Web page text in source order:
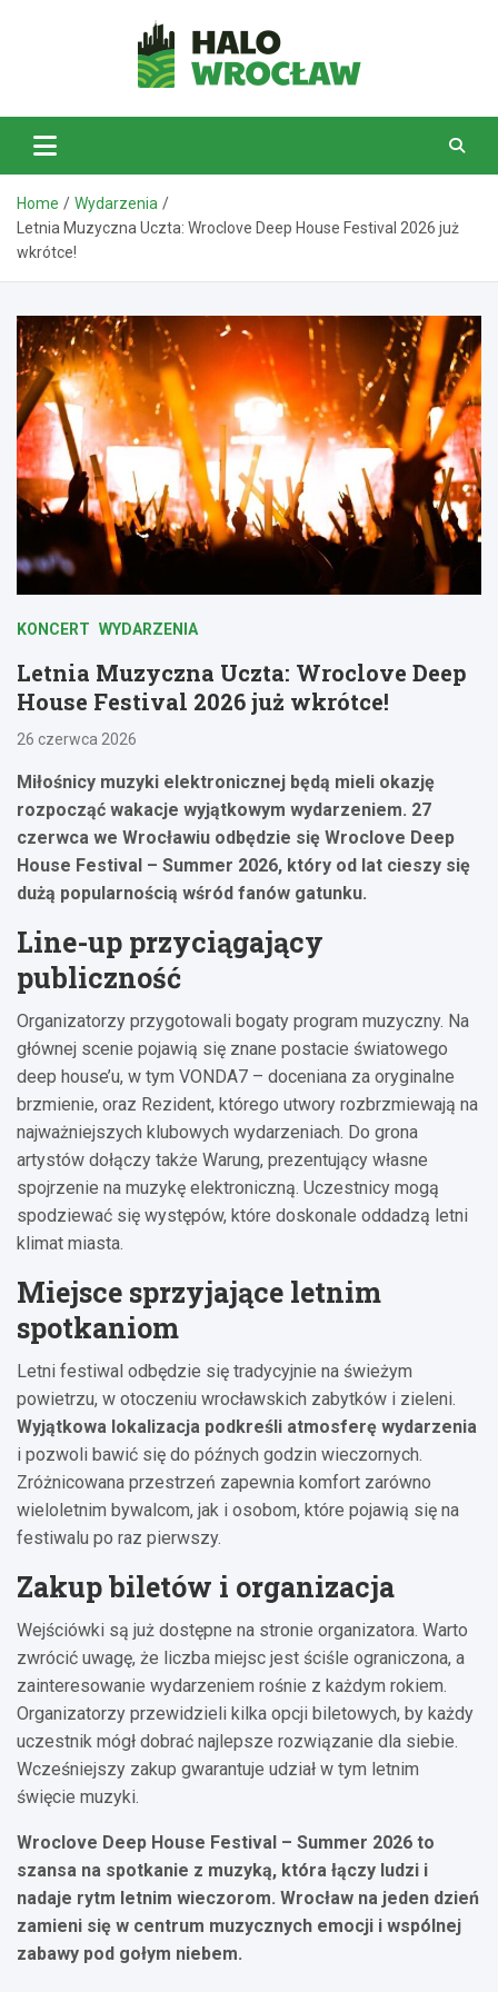
HaloWrocław.pl
Home
Wydarzenia
Letnia Muzyczna Uczta: Wroclove Deep House Festival 2026 już
wkrótce!
KONCERT WYDARZENIA
Letnia Muzyczna Uczta: Wroclove Deep
House Festival 2026 już wkrótce!
26 czerwca 2026
Miłośnicy muzyki elektronicznej będą mieli okazję
rozpocząć wakacje wyjątkowym wydarzeniem. 27
czerwca we Wrocławiu odbędzie się Wroclove Deep
House Festival – Summer 2026, który od lat cieszy się
dużą popularnością wśród fanów gatunku.
Line-up przyciągający
publiczność
Organizatorzy przygotowali bogaty program muzyczny. Na
głównej scenie pojawią się znane postacie światowego
deep house’u, w tym VONDA7 – doceniana za oryginalne
brzmienie, oraz Rezident, którego utwory rozbrzmiewają na
najważniejszych klubowych wydarzeniach. Do grona
artystów dołączy także Warung, prezentujący własne
spojrzenie na muzykę elektroniczną. Uczestnicy mogą
spodziewać się występów, które doskonale oddadzą letni
klimat miasta.
Miejsce sprzyjające letnim
spotkaniom
Letni festiwal odbędzie się tradycyjnie na świeżym
powietrzu, w otoczeniu wrocławskich zabytków i zieleni.
Wyjątkowa lokalizacja podkreśli atmosferę wydarzenia
i pozwoli bawić się do późnych godzin wieczornych.
Zróżnicowana przestrzeń zapewnia komfort zarówno
wieloletnim bywalcom, jak i osobom, które pojawią się na
festiwalu po raz pierwszy.
Zakup biletów i organizacja
Wejściówki są już dostępne na stronie organizatora. Warto
zwrócić uwagę, że liczba miejsc jest ściśle ograniczona, a
zainteresowanie wydarzeniem rośnie z każdym rokiem.
Organizatorzy przewidzieli kilka opcji biletowych, by każdy
uczestnik mógł dobrać najlepsze rozwiązanie dla siebie.
Wcześniejszy zakup gwarantuje udział w tym letnim
święcie muzyki.
Wroclove Deep House Festival – Summer 2026 to
szansa na spotkanie z muzyką, która łączy ludzi i
nadaje rytm letnim wieczorom. Wrocław na jeden dzień
zamieni się w centrum muzycznych emocji i wspólnej
zabawy pod gołym niebem.